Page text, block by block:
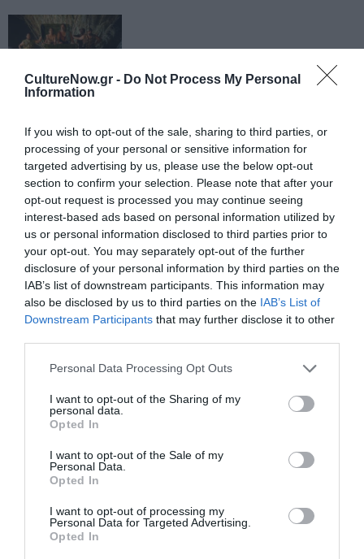
CultureNow.gr - Do Not Process My Personal
Information
If you wish to opt-out of the sale, sharing to third parties, or
processing of your personal or sensitive information for
targeted advertising by us, please use the below opt-out
section to confirm your selection. Please note that after your
opt-out request is processed you may continue seeing
interest-based ads based on personal information utilized by
us or personal information disclosed to third parties prior to
your opt-out. You may separately opt-out of the further
disclosure of your personal information by third parties on the
IAB’s list of downstream participants. This information may
also be disclosed by us to third parties on the IAB’s List of
Downstream Participants that may further disclose it to other
Personal Data Processing Opt Outs
I want to opt-out of the Sharing of my
personal data.
Opted In
I want to opt-out of the Sale of my
Personal Data.
Opted In
I want to opt-out of processing my
Personal Data for Targeted Advertising.
Opted In
ΘΕΑΤΡΟ - ΧΟΡΟΣ /
Ειρήνη –
Μια
επίσκεψη
στο έργο
του
Αριστοφάνη,
από τον
Νίκο
Καραθάνο
στο Θέατρο
Βράχων
ΜΟΥΣΙΚΗ / ΜΟΥΣΙΚΑ
07.08.2026 | 10.24
Τα τραγούδια
μας: Ευανθία
Ρεμπούτσικα
και Άρης
Δαβαράκης
στην Πάρο
ΣΙΝΕΜΑ / ΝΕΑ
07.08.2026 | 09.56
Προβολές με